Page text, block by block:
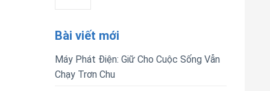
Bài viết mới
Máy Phát Điện: Giữ Cho Cuộc Sống Vẫn
Chạy Trơn Chu